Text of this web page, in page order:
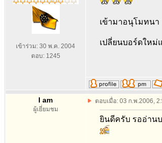
เข้าร่วม: 30 พ.ค. 2004
ตอบ: 1245
เข้ามาอนุโมทนา
เปลี่ยนบอร์ดใหม่
I am
ผู้เยี่ยมชม
ตอบเมื่อ: 03 ก.พ.2006,
ยินดีครับ รออ่าน